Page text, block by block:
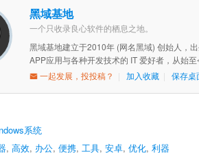
黑域基地
一个只收录良心软件的栖息之地。
黑域基地建立于2010年 (网名黑域) 创始人，
APP应用与各种开发技术的 IT 爱好者，从始
一起发展，投投稿？
加入收藏 保存桌
系统
, 高效, 办公, 便携, 工具, 安卓, 优化, 利器